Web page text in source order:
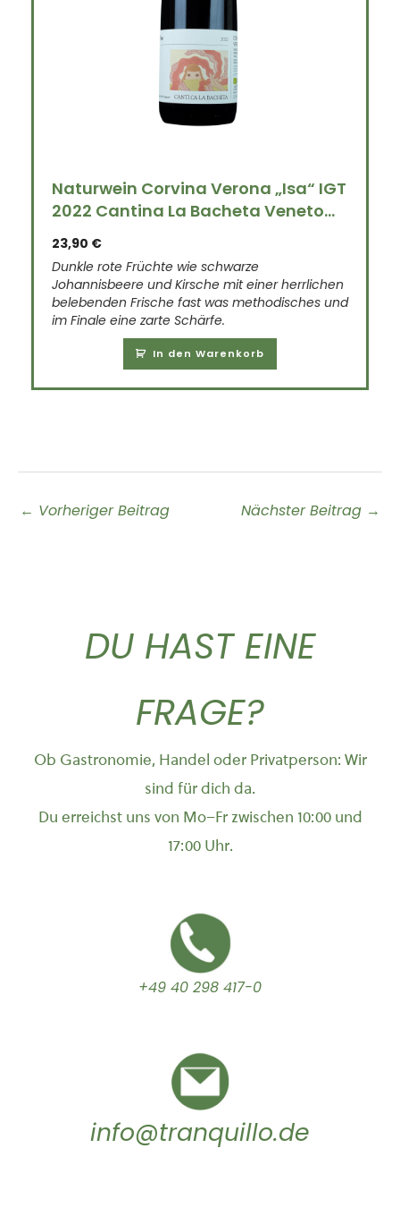
Naturwein Corvina Verona „Isa“ IGT
2022 Cantina La Bacheta Veneto...
23,90 €
Dunkle rote Früchte wie schwarze
Johannisbeere und Kirsche mit einer herrlichen
belebenden Frische fast was methodisches und
im Finale eine zarte Schärfe.
In den Warenkorb
← Vorheriger Beitrag Nächster Beitrag →
DU HAST EINE
FRAGE?
Ob Gastronomie, Handel oder Privatperson: Wir
sind für dich da.
Du erreichst uns von Mo–Fr zwischen 10:00 und
17:00 Uhr.
+49 40 298 417-0
info@tranquillo.de